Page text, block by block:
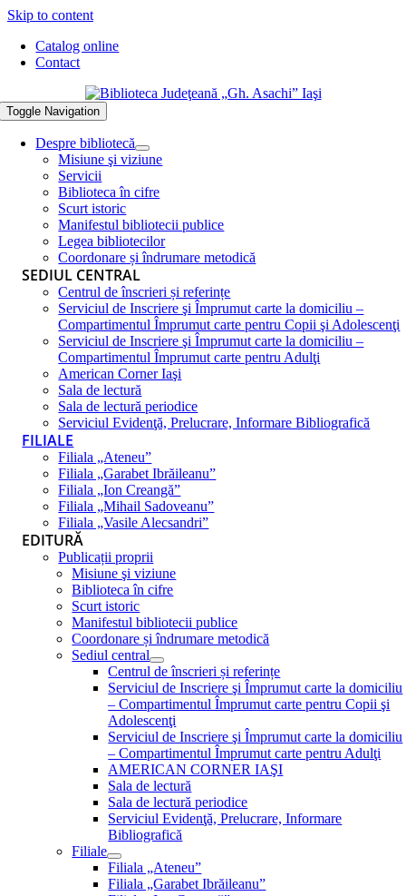
Skip to content
Catalog online
Contact
Toggle Navigation
Despre bibliotecă
Misiune şi viziune
Servicii
Biblioteca în cifre
Scurt istoric
Manifestul bibliotecii publice
Legea bibliotecilor
Coordonare și îndrumare metodică
SEDIUL CENTRAL
Centrul de înscrieri și referințe
Serviciul de Inscriere şi Împrumut carte la domiciliu –
Compartimentul Împrumut carte pentru Copii şi Adolescenţi
Serviciul de Inscriere şi Împrumut carte la domiciliu –
Compartimentul Împrumut carte pentru Adulţi
American Corner Iaşi
Sala de lectură
Sala de lectură periodice
Serviciul Evidenţă, Prelucrare, Informare Bibliografică
FILIALE
Filiala „Ateneu”
Filiala „Garabet Ibrăileanu”
Filiala „Ion Creangă”
Filiala „Mihail Sadoveanu”
Filiala „Vasile Alecsandri”
EDITURĂ
Publicații proprii
Misiune şi viziune
Biblioteca în cifre
Scurt istoric
Manifestul bibliotecii publice
Coordonare și îndrumare metodică
Sediul central
Centrul de înscrieri și referințe
Serviciul de Inscriere şi Împrumut carte la domiciliu
– Compartimentul Împrumut carte pentru Copii şi
Adolescenţi
Serviciul de Inscriere şi Împrumut carte la domiciliu
– Compartimentul Împrumut carte pentru Adulţi
AMERICAN CORNER IAŞI
Sala de lectură
Sala de lectură periodice
Serviciul Evidenţă, Prelucrare, Informare
Bibliografică
Filiale
Filiala „Ateneu”
Filiala „Garabet Ibrăileanu”